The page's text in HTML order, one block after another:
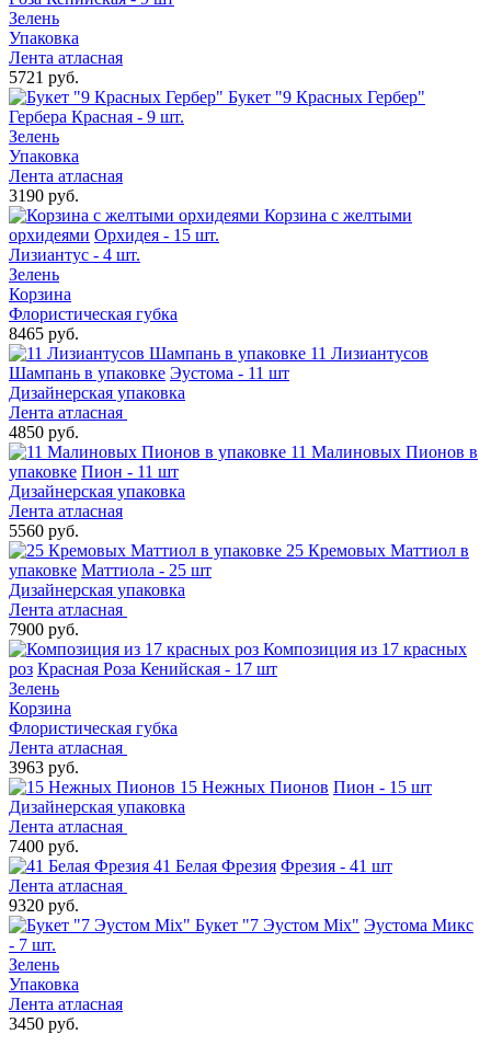
Зелень
Упаковка
Лента атласная
5721 руб.
Букет "9 Красных Гербер"
Гербера Красная - 9 шт.
Зелень
Упаковка
Лента атласная
3190 руб.
Корзина с желтыми
орхидеями Орхидея - 15 шт.
Лизиантус - 4 шт.
Зелень
Корзина
Флористическая губка
8465 руб.
11 Лизиантусов
Шампань в упаковке Эустома - 11 шт
Дизайнерская упаковка
Лента атласная
4850 руб.
11 Малиновых Пионов в
упаковке Пион - 11 шт
Дизайнерская упаковка
Лента атласная
5560 руб.
25 Кремовых Маттиол в
упаковке Маттиола - 25 шт
Дизайнерская упаковка
Лента атласная
7900 руб.
Композиция из 17 красных
роз Красная Роза Кенийская - 17 шт
Зелень
Корзина
Флористическая губка
Лента атласная
3963 руб.
15 Нежных Пионов Пион - 15 шт
Дизайнерская упаковка
Лента атласная
7400 руб.
41 Белая Фрезия Фрезия - 41 шт
Лента атласная
9320 руб.
Букет "7 Эустом Mix" Эустома Микс
- 7 шт.
Зелень
Упаковка
Лента атласная
3450 руб.